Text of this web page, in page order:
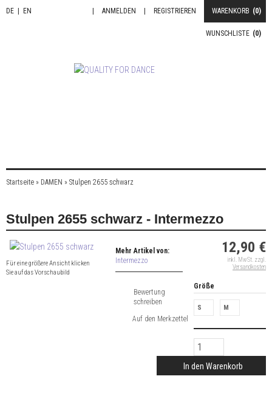
DE EN WARENKORB (0)
REGISTRIEREN
ANMELDEN
WUNSCHLISTE (0)
Startseite » DAMEN » Stulpen 2655 schwarz
Stulpen 2655 schwarz - Intermezzo
Für eine größere Ansicht klicken
Sie auf das Vorschaubild
Mehr Artikel von:
Intermezzo
Bewertung
schreiben
12,90 €
inkl. MwSt. zzgl.
Versandkosten
Größe
S M
In den Warenkorb